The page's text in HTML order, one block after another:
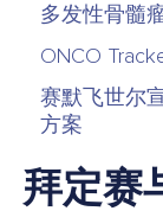
多发性骨髓
ONCO
赛默飞世尔
方案
拜定赛